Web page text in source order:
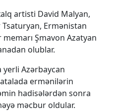
artisti David Malyan,
Ermənistan
memarı Şmavon Azatyan
olublar.
yerli Azərbaycan
ermənilərin
hadisələrdən sonra
məcbur oldular.